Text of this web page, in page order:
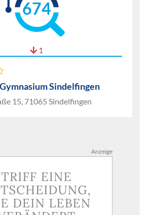
674
1
Sindelfingen
15, 71065 Sindelfingen
Anzeige